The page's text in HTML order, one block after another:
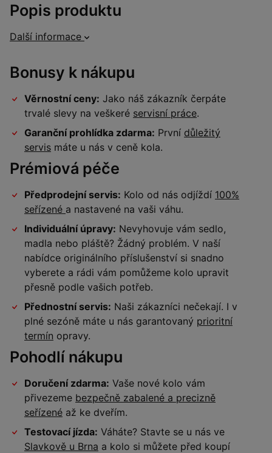
Popis produktu
Další informace
Bonusy k nákupu
Věrnostní ceny: Jako náš zákazník čerpáte
trvalé slevy na veškeré servisní práce.
Garanční prohlídka zdarma: První důležitý
servis máte u nás v ceně kola.
Prémiová péče
Předprodejní servis: Kolo od nás odjíždí 100%
seřízené a nastavené na vaši váhu.
Individuální úpravy: Nevyhovuje vám sedlo,
madla nebo pláště? Žádný problém. V naší
nabídce originálního příslušenství si snadno
vyberete a rádi vám pomůžeme kolo upravit
přesně podle vašich potřeb.
Přednostní servis: Naši zákazníci nečekají. I v
plné sezóně máte u nás garantovaný prioritní
termín opravy.
Pohodlí nákupu
Doručení zdarma: Vaše nové kolo vám
přivezeme bezpečně zabalené a precizně
seřízené až ke dveřím.
Testovací jízda: Váháte? Stavte se u nás ve
Slavkově u Brna a kolo si můžete před koupí